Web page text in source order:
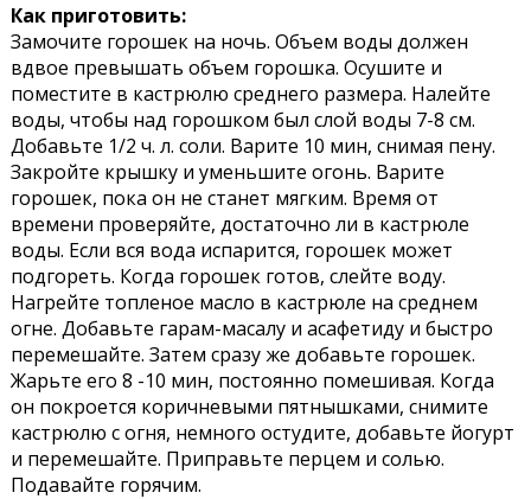
Как приготовить:
Замочите горошек на ночь. Объем воды должен
вдвое превышать объем горошка. Осушите и
поместите в кастрюлю среднего размера. Налейте
воды, чтобы над горошком был слой воды 7-8 см.
Добавьте 1/2 ч. л. соли. Варите 10 мин, снимая пену.
Закройте крышку и уменьшите огонь. Варите
горошек, пока он не станет мягким. Время от
времени проверяйте, достаточно ли в кастрюле
воды. Если вся вода испарится, горошек может
подгореть. Когда горошек готов, слейте воду.
Нагрейте топленое масло в кастрюле на среднем
огне. Добавьте гарам-масалу и асафетиду и быстро
перемешайте. Затем сразу же добавьте горошек.
Жарьте его 8 -10 мин, постоянно помешивая. Когда
он покроется коричневыми пятнышками, снимите
кастрюлю с огня, немного остудите, добавьте йогурт
и перемешайте. Приправьте перцем и солью.
Подавайте горячим.